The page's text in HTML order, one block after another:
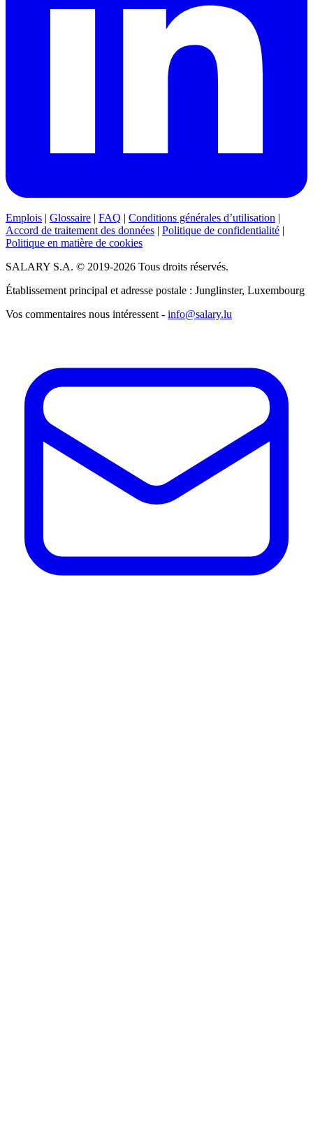
Emplois | Glossaire | FAQ | Conditions générales d’utilisation |
Accord de traitement des données | Politique de confidentialité |
Politique en matière de cookies
SALARY S.A. © 2019-2026 Tous droits réservés.
Établissement principal et adresse postale : Junglinster, Luxembourg
Vos commentaires nous intéressent - info@salary.lu